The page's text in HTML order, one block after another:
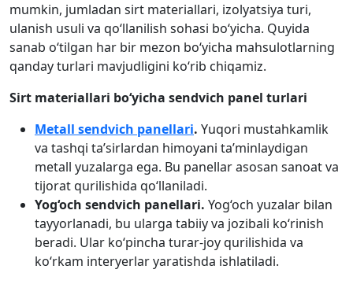
mumkin, jumladan sirt materiallari, izolyatsiya turi,
ulanish usuli va qo‘llanilish sohasi bo‘yicha. Quyida
sanab o‘tilgan har bir mezon bo‘yicha mahsulotlarning
qanday turlari mavjudligini ko‘rib chiqamiz.
Sirt materiallari bo‘yicha sendvich panel turlari
Metall sendvich panellari. Yuqori mustahkamlik
va tashqi ta’sirlardan himoyani ta’minlaydigan
metall yuzalarga ega. Bu panellar asosan sanoat va
tijorat qurilishida qo‘llaniladi.
Yog‘och sendvich panellari. Yog‘och yuzalar bilan
tayyorlanadi, bu ularga tabiiy va jozibali ko‘rinish
beradi. Ular ko‘pincha turar-joy qurilishida va
ko‘rkam interyerlar yaratishda ishlatiladi.